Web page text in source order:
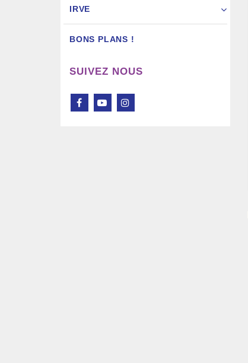
IRVE
BONS PLANS !
SUIVEZ NOUS